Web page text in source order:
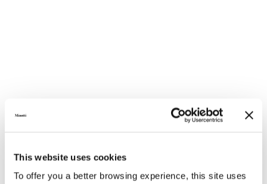
This website uses cookies
To offer you a better browsing experience, this site uses